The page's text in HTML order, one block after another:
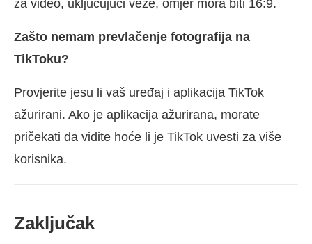
za video, uključujući veze, omjer mora biti 16:9.
Zašto nemam prevlačenje fotografija na
TikToku?
Provjerite jesu li vaš uređaj i aplikacija TikTok
ažurirani. Ako je aplikacija ažurirana, morate
pričekati da vidite hoće li je TikTok uvesti za više
korisnika.
Zaključak